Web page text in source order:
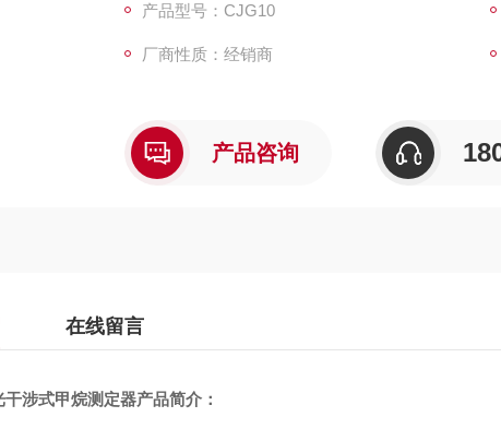
产品型号：CJG10
厂商性质：经销商
产品咨询
在线留言
干涉式甲烷测定器产品简介：